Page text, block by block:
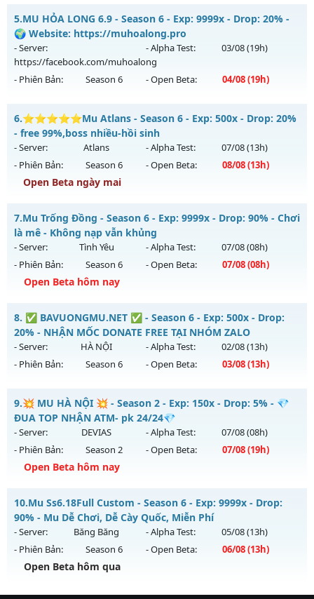
Kiểu reset: Non Reset
Thể loại: Mu Nguyên bản Webzen
Antihack: XShield
__MU SÀI GÒN__ - LÂU DÀI, CHƠI LÀ NGHIỀN
Mu mới ra tháng 07 2026 - Mở máy chủ
ngày 29/07/2626
Exp: 200x - Drop: 20%
Thể loại: Mu Nguyên bản Webzen
Antihack: AntiShark
5.MU HỎA LONG 6.9 - Season 6 - Exp: 9999x - Drop: 20% -
🌍 Website: https://muhoalong.pro
- Server:
https://facebook.com/muhoalong
- Alpha Test: 03/08(19h)
- Phiên Bản: Season 6 - Open Beta: 04/08(19h)
MU HỎA LONG 6.9 - 🌍 Website: https://muhoalong.pro
Mu mới ra tháng 08 2026 - Mở máy chủ
https://facebook.com/muhoalongvào 19h ngày
04/08/2626
Exp: 9999x - Drop: 20%
Thể loại: Mu Nguyên bản Webzen
Antihack: XShield
6.⭐⭐⭐⭐⭐Mu Atlans - Season 6 - Exp: 500x - Drop: 20%
- free 99%,boss nhiều-hồi sinh
- Server: Atlans - Alpha Test: 07/08(13h)
- Phiên Bản:
Season 6 - Open Beta: 08/08(13h)
Open Beta ngày mai
⭐⭐⭐⭐⭐Mu Atlans - free 99%,boss nhiều-hồi sinh
Mu mới ra tháng 08 2026 - Mở máy chủ
ngày 08/08/2626
Exp: 500x - Drop: 20%
Kiểu reset: Reset In Game
Thể loại: Mu Nguyên bản Webzen
Antihack: chống hack 99%
7.Mu Trống Đồng - Season 6 - Exp: 9999x - Drop: 90% - Chơi
là mê - Không nạp vẫn khủng
- Server: Tình Yêu - Alpha Test: 07/08(08h)
- Phiên Bản:
Season 6 - Open Beta: 07/08(08h)
Open Beta hôm nay
Mu Trống Đồng - Chơi là mê - Không nạp vẫn khủng
Mu mới ra tháng 08 2026 - Mở máy chủTình Yêuvào 08h
ngày 07/08/2626
Exp: 9999x - Drop: 90%
Thể loại: Mu Nguyên bản Webzen
Antihack: ICMPROTECT ✅ 🔴 ✨ ⚡️
8. ✅ BAVUONGMU.NET ✅ - Season 6 - Exp: 500x - Drop:
20% - NHẬN MỐC DONATE FREE TẠI NHÓM ZALO
- Server: HÀ NỘI - Alpha Test: 02/08(13h)
- Phiên Bản:
Season 6 - Open Beta: 03/08(13h)
✅ BAVUONGMU.NET ✅ - NHẬN MỐC DONATE FREE TẠI
NHÓM ZALO
Mu mới ra tháng 08 2026 - Mở máy chủ
HÀ NỘIvào 13h
ngày 03/08/2626
Exp: 500x - Drop: 20%
Thể loại: Mu Nguyên bản Webzen
Antihack: FPS 60 PLUS - CHỐNG HACK 100%
9.💥 MU HÀ NỘI 💥 - Season 2 - Exp: 150x - Drop: 5% - 💎
ĐUA TOP NHẬN ATM- pk 24/24💎
- Server: DEVIAS - Alpha Test: 07/08(08h)
- Phiên Bản:
Season 2 - Open Beta: 07/08(19h)
Open Beta hôm nay
💥 MU HÀ NỘI 💥 - 💎 ĐUA TOP NHẬN ATM- pk 24/24💎
Mu mới ra tháng 08 2026 - Mở máy chủDEVIAS
ngày 07/08/2626
Exp: 150x - Drop: 5%
Kiểu reset: Reset In Game
Thể loại: Mu Nguyên bản Webzen
10.Mu Ss6.18Full Custom - Season 6 - Exp: 9999x - Drop:
90% - Mu Dễ Chơi, Dễ Cày Quốc, Miễn Phí
- Server: Băng Băng - Alpha Test: 05/08(13h)
- Phiên Bản:
Season 6 - Open Beta: 06/08(13h)
Open Beta hôm qua
Mu Ss6.18Full Custom - Mu Dễ Chơi, Dễ Cày Quốc, Miễn Phí